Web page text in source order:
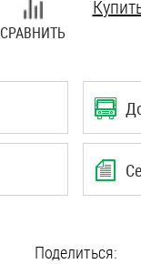
СРАВНИТЬ
Поделиться: